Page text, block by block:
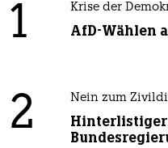
1 Krise der
AfD-Wählen
2 Nein zum